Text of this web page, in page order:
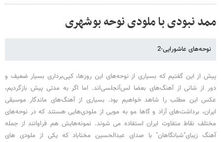
ممد نبودی با ملودی نوحه بوشهری
نوحه‌های عاشورایی-2
پیش از این گفتیم که بسیاری از نوحه‌های این روزها، کپی‌برداری بسیار ضعیف و
دور از شانی از آهنگ‌های بعضا لس‌آنجلسی‌اند. اما اگر به مدتی پیش بازگردیم،
عکس این مطلب را شاهد خواهیم بود. بسیاری از آهنگ‌های ماندگار موسیقی
ایران، برداشت‌های آزاد و گاها مو به مویی از ملودی‌هایی هستند که در نوحه‌های
مختلف نقاط متفاوت ایران استفاده می شوند. نمونه‌هایش هم فراوانند از جمله
آهنگ زیبای"شبانگاهان" با صدای عبدالحسین مختاباد که یکی از ملودی های